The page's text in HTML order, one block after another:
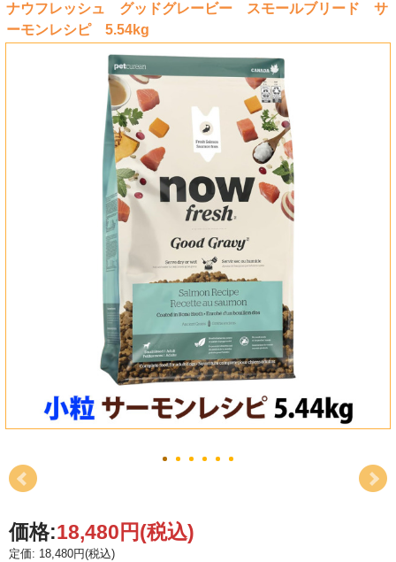
ナウフレッシュ グッドグレービー スモールブリード サ
ーモンレシピ 5.54kg
価格:18,480円(税込)
定価: 18,480円(税込)